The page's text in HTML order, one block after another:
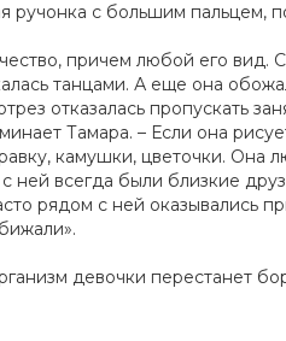
ручонка с большим пальцем,
причем любой его вид.
танцами. А еще она
отказалась пропускать
Тамара. – Если она
камушки, цветочки.
ней всегда были близкие
рядом с ней оказывались
девочки перестанет